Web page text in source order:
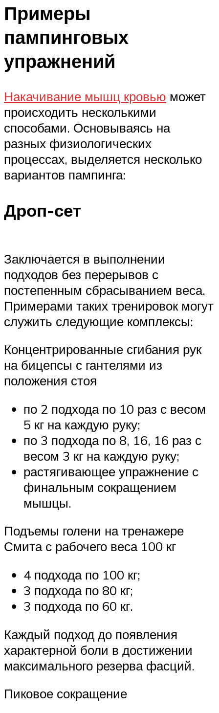
Примеры
пампинговых
упражнений
Накачивание мышц кровью может
происходить несколькими
способами. Основываясь на
разных физиологических
процессах, выделяется несколько
вариантов пампинга:
Дроп-сет
Заключается в выполнении
подходов без перерывов с
постепенным сбрасыванием веса.
Примерами таких тренировок могут
служить следующие комплексы:
Концентрированные сгибания рук
на бицепсы с гантелями из
положения стоя
по 2 подхода по 10 раз с весом
5 кг на каждую руку;
по 3 подхода по 8, 16, 16 раз с
весом 3 кг на каждую руку;
растягивающее упражнение с
финальным сокращением
мышцы.
Подъемы голени на тренажере
Смита с рабочего веса 100 кг
4 подхода по 100 кг;
3 подхода по 80 кг;
3 подхода по 60 кг.
Каждый подход до появления
характерной боли в достижении
максимального резерва фасций.
Пиковое сокращение